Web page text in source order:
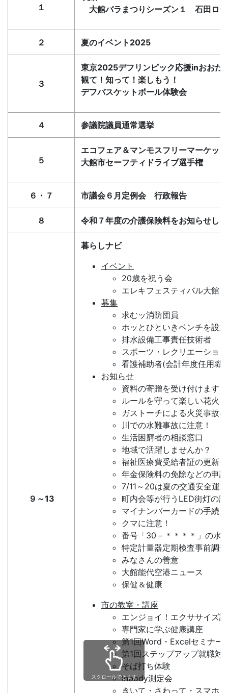
１
大館バラまつりシーズン１ 石田ロ
２ 夏のイベント2025
３
東京2025デフリンピック応援inおおだ
観て！知って！楽しもう！
デフバスケットボール体験会
４ 参議院議員通常選挙
５
エコフェア＆マンモスフリーマーケット
大館市セーフティドライブ選手権
６・７ 市議会６月定例会 行政報告
８ 令和７年度の介護保険料をお知らせし
９～13
暮らしナビ
イベント
20歳を祝う会
エレキフェスティバル大館
募集
求むッ消防団員
ホッとひといきベンチを設
排水設備工事責任技術者
スポーツ・レクリエーショ
看護補助者(会計年度任用職
お知らせ
資料の寄贈を受け付けます
ルールを守って楽しい花火を
ガストーチによる火災事故
川での水難事故に注意！
生活困窮者の相談窓口
地域で活躍しませんか？
福祉医療費受給者証の更新
年金保険料の免除などの申
7/11～20は夏の交通安全運動
町内会等が行うLED街灯の
マイナンバーカードの手続
クマに注意！
番号「30－＊＊＊＊」の水
特定計量器定期検査事前調
みなさんの善意
大館能代空港ニュース
保健＆健康
市の教室・講座
エンジョイ！エクササイズ
専門家に学ぶ健康講座
第1回Word・Excelセミナー
第1回ステップアップ就職対
そば打ち体験
Inbody測定会
きいて・さわって・スマホ
スクロールできます